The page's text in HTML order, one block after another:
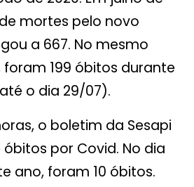
mortes pelo novo
a 667. No mesmo
foram 199 óbitos durante
o dia 29/07).
o boletim da Sesapi
por Covid. No dia
ano, foram 10 óbitos.